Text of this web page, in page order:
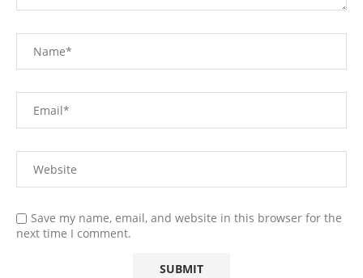
Save my name, email, and website in this browser for the
next time I comment.